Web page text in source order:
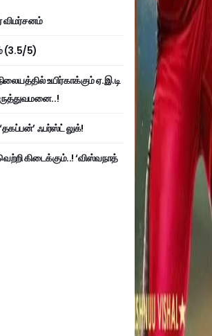
(3.5/5)
உயிர்காக்கும் ஏ.இ.டி
ஃபர்ஸ்ட் லுக்!
கிடைக்கும்..! ‘விஸ்வநாத்